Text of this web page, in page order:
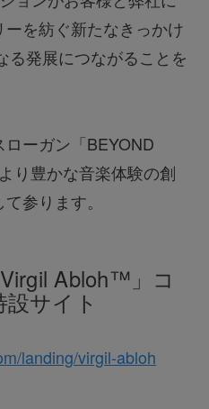
を紡ぐ新たなきっかけ
る発展につながることを
ーガン「BEYOND
り豊かな音楽体験の創
参ります。
Abloh™」コ
サイト
landing/virgil-abloh